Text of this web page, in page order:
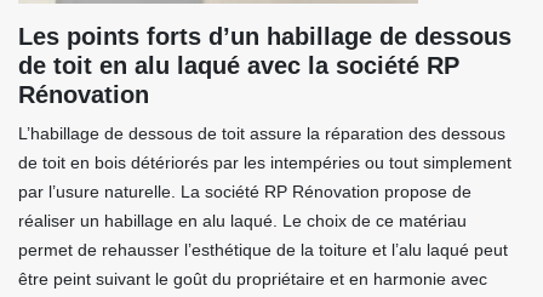
Les points forts d’un habillage de dessous
de toit en alu laqué avec la société RP
Rénovation
L’habillage de dessous de toit assure la réparation des dessous
de toit en bois détériorés par les intempéries ou tout simplement
par l’usure naturelle. La société RP Rénovation propose de
réaliser un habillage en alu laqué. Le choix de ce matériau
permet de rehausser l’esthétique de la toiture et l’alu laqué peut
être peint suivant le goût du propriétaire et en harmonie avec